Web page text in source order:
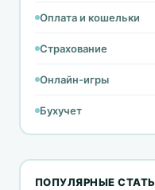
Оплата и кошельки
Страхование
Онлайн-игры
Бухучет
ПОПУЛЯРНЫЕ